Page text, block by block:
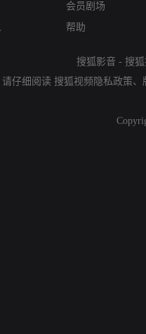
会员剧场
帮助
搜狐影音 - 搜
请仔细阅读 搜狐视频隐私政策、